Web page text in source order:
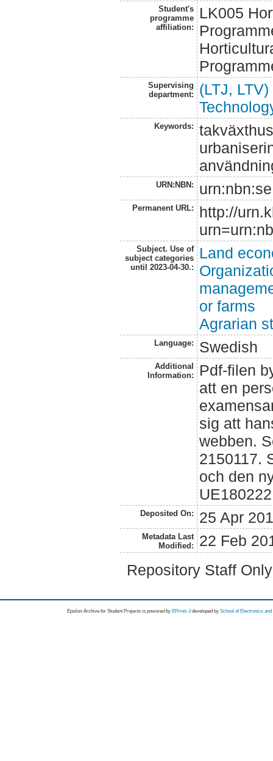
Student's
programme
affiliation:
LK005
Supervising
department:
(LTJ,
Keywords:
URN:NBN:
Permanent URL:
http://
Subject. Use of
subject categories
until 2023-04-30.:
Land
or farms
Agrarian
Language: Swedish
Additional
Information:
Pdf-filen
att en
sig att
webben.
2150117.
och den
UE180222
Deposited On: 25 Apr
Metadata Last
Modified:
22 Feb
Repository Staff
Epsilon Archive for Student Projects is powored byEPrints 3 developed by School of Electronics